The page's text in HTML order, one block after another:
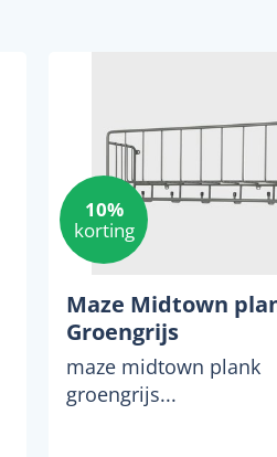
10%
korting
Maze Midtown
Groengrijs
maze midtown plank
groengrijs...